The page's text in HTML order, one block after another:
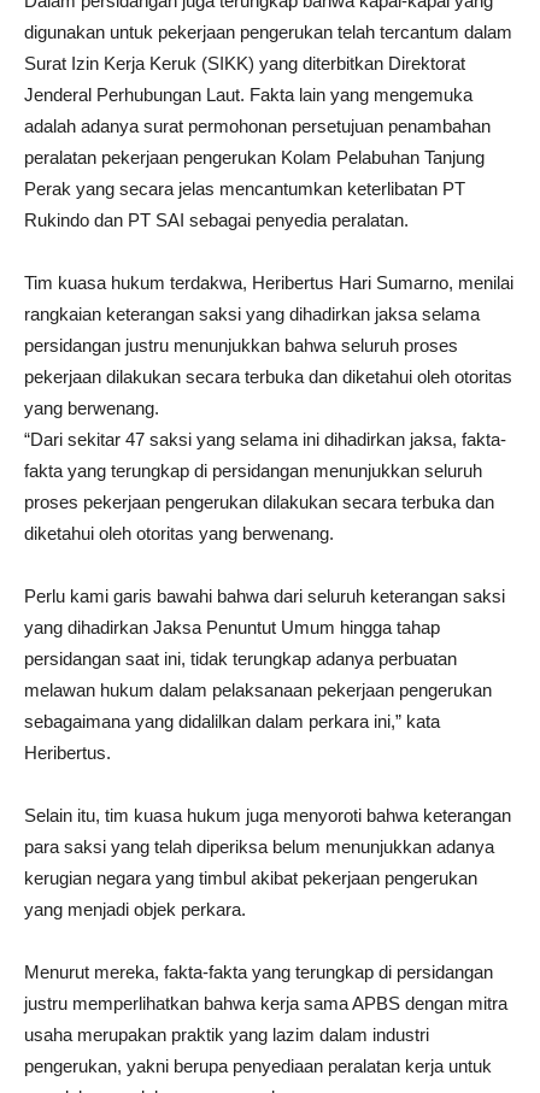
digunakan untuk pekerjaan pengerukan telah tercantum dalam
Surat Izin Kerja Keruk (SIKK) yang diterbitkan Direktorat
Jenderal Perhubungan Laut. Fakta lain yang mengemuka
adalah adanya surat permohonan persetujuan penambahan
peralatan pekerjaan pengerukan Kolam Pelabuhan Tanjung
Perak yang secara jelas mencantumkan keterlibatan PT
Rukindo dan PT SAI sebagai penyedia peralatan.
Tim kuasa hukum terdakwa, Heribertus Hari Sumarno, menilai
rangkaian keterangan saksi yang dihadirkan jaksa selama
persidangan justru menunjukkan bahwa seluruh proses
pekerjaan dilakukan secara terbuka dan diketahui oleh otoritas
yang berwenang.
“Dari sekitar 47 saksi yang selama ini dihadirkan jaksa, fakta-
fakta yang terungkap di persidangan menunjukkan seluruh
proses pekerjaan pengerukan dilakukan secara terbuka dan
diketahui oleh otoritas yang berwenang.
Perlu kami garis bawahi bahwa dari seluruh keterangan saksi
yang dihadirkan Jaksa Penuntut Umum hingga tahap
persidangan saat ini, tidak terungkap adanya perbuatan
melawan hukum dalam pelaksanaan pekerjaan pengerukan
sebagaimana yang didalilkan dalam perkara ini,” kata
Heribertus.
Selain itu, tim kuasa hukum juga menyoroti bahwa keterangan
para saksi yang telah diperiksa belum menunjukkan adanya
kerugian negara yang timbul akibat pekerjaan pengerukan
yang menjadi objek perkara.
Menurut mereka, fakta-fakta yang terungkap di persidangan
justru memperlihatkan bahwa kerja sama APBS dengan mitra
usaha merupakan praktik yang lazim dalam industri
pengerukan, yakni berupa penyediaan peralatan kerja untuk